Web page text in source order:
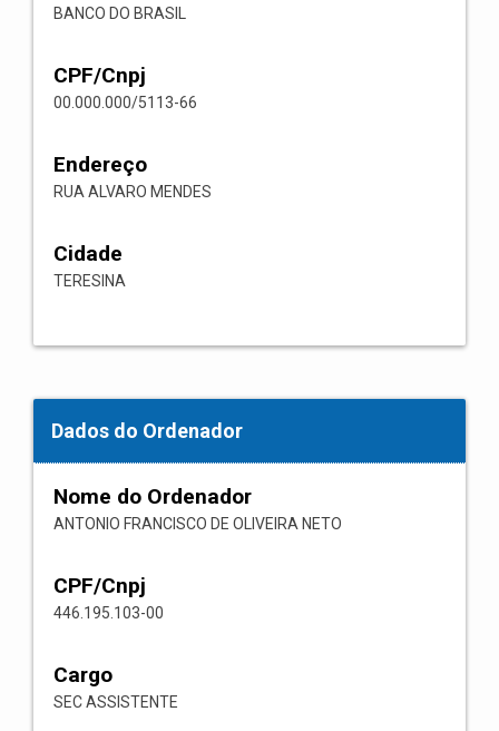
BANCO DO BRASIL
CPF/Cnpj
00.000.000/5113-66
Endereço
RUA ALVARO MENDES
Cidade
TERESINA
Dados do Ordenador
Nome do Ordenador
ANTONIO FRANCISCO DE OLIVEIRA NETO
CPF/Cnpj
446.195.103-00
Cargo
SEC ASSISTENTE